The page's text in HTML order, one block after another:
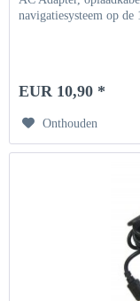
navigatiesysteem op
EUR 10,90 *
Onthouden